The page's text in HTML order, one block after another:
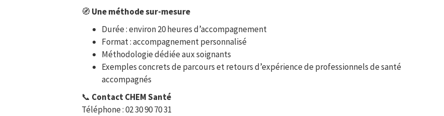
🧭 Une méthode sur-mesure
Durée : environ 20 heures d’accompagnement
Format : accompagnement personnalisé
Méthodologie dédiée aux soignants
Exemples concrets de parcours et retours d’expérience de professionnels de santé
accompagnés
📞 Contact CHEM Santé
Téléphone : 02 30 90 70 31